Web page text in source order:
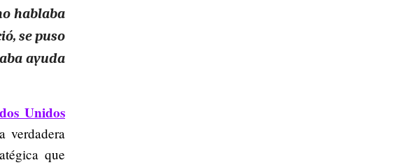
hablaba
se puso
ayuda
Unidos
verdadera
que